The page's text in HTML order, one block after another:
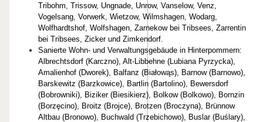
Tribohm, Trissow, Ungnade, Unrow, Vanselow, Venz,
Vogelsang, Vorwerk, Wietzow, Wilmshagen, Wodarg,
Wolfhardtshof, Wolfshagen, Zarnekow bei Tribsees, Zarrentin
bei Tribsees, Zicker und Zimkendorf.
Sanierte Wohn- und Verwaltungsgebäude in Hinterpommern:
Albrechtsdorf (Karczno), Alt-Libbehne (Lubiana Pyrzycka),
Amalienhof (Dworek), Balfanz (Białowąs), Barnow (Barnowo),
Barskewitz (Barzkowice), Bartlin (Bartolino), Bewersdorf
(Bobrowniki), Biziker (Biesikierz), Bolkow (Bolkowo), Bornzin
(Borzęcino), Broitz (Brojce), Brotzen (Broczyna), Brünnow
Altbau (Bronowo), Buchwald (Trzebichowo), Buslar (Buślary),